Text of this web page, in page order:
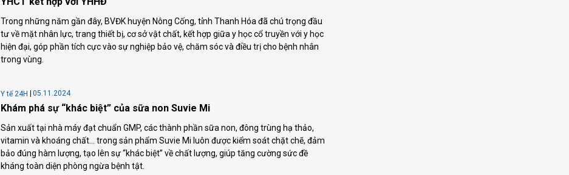
Trong những năm gần đây, BVĐK huyện Nông Cống, tỉnh Thanh Hóa đã chú trọng đầu
tư về mặt nhân lực, trang thiết bị, cơ sở vật chất, kết hợp giữa y học cổ truyền với y học
hiện đại, góp phần tích cực vào sự nghiệp bảo vệ, chăm sóc và điều trị cho bệnh nhân
trong vùng.
Y tế 24H 05.11.2024
Khám phá sự “khác biệt” của sữa non Suvie Mi
Sản xuất tại nhà máy đạt chuẩn GMP, các thành phần sữa non, đông trùng hạ thảo,
vitamin và khoáng chất... trong sản phẩm Suvie Mi luôn được kiểm soát chặt chẽ, đảm
bảo đúng hàm lượng, tạo lên sự “khác biệt” về chất lượng, giúp tăng cường sức đề
kháng toàn diện phòng ngừa bệnh tật.